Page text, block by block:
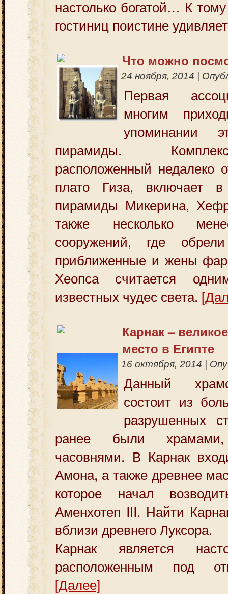
настолько богатой… К
гостиниц поистине
Что можно
24 ноября, 2014
Первая
многим
упоминании
пирамиды.
расположенный недалеко
плато Гиза, включает
пирамиды Микерина,
также несколько
сооружений, где
приближенные и жены
Хеопса считается
известных чудес света.
Карнак –
место в Египте
16 октября, 2014
Данный
состоит из
разрушенных
ранее были
часовнями. В Карнак
Амона, а также древнее
которое начал
Аменхотеп III. Найти
вблизи древнего Луксора.
Карнак является
расположенным под
[Далее]